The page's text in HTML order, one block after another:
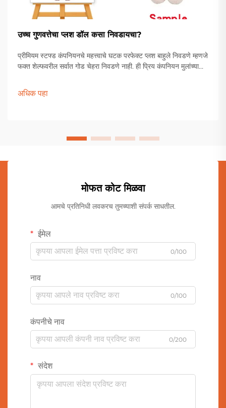
उच्च गुणवत्तेचा प्लश डॉल कसा निवडायचा?
प्रीमियम स्टफ्ड कंपनियनचे महत्त्वाचे घटक परफेक्ट प्लश बाहुले निवडणे म्हणजे
फक्त शेल्फवरील सर्वात गोड चेहरा निवडणे नाही. ही प्रिय कंपनियन मुलांच्या
राखतात.
अधिक पहा
मोफत कोट मिळवा
आमचे प्रतिनिधी लवकरच तुमच्याशी संपर्क साधतील.
ईमेल
0/100
नाव
0/100
कंपनीचे नाव
0/200
संदेश